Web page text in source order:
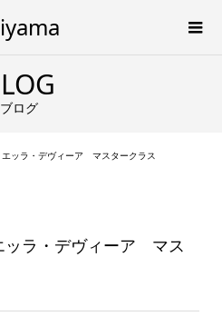
ブログ
エッラ・デヴィーア マスタークラス
ッラ・デヴィーア マス